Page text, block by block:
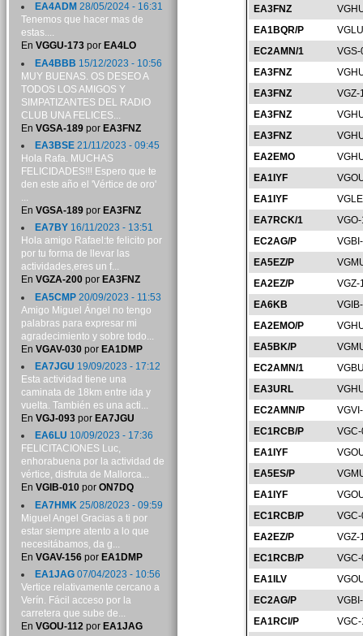
EA3FNZ
EA1BQR/P
EC2AMN/1
EA3FNZ
EA3FNZ
VGZ-
EA3FNZ
EA3FNZ
EA2EMO
EA1IYF
EA1IYF
EA7RCK/1
EC2AG/P
EA5EZ/P
EA2EZ/P
VGZ-
EA6KB
EA2EMO/P
EA5BK/P
EC2AMN/1
EA3URL
EC2AMN/P
EC1RCB/P
EA1IYF
EA5ES/P
EA1IYF
EC1RCB/P
EA2EZ/P
VGZ-
EC1RCB/P
EA1ILV
EC2AG/P
EA1RCI/P
EA4ADM 28/05/2024 - 16:31
Tenemos que hacer mas de
estas....
En VGGU-173por EA4LO
EA4BBB 15/12/2023 - 10:56
MUY BUENAS. OS DESEO A
TODOS LOS AMIGOS Y
SIMPATIZANTES DEL RADIO
CLUB UNA FELICES...
En VGSA-189por EA3FNZ
EA3BSE21/11/2023 - 09:45
Hola Rafa. MUCHAS
FELICIDADES!!! Espero que te
den este año el 'Vértice de oro'
...
En VGSA-189por EA3FNZ
EA7BY16/11/2023 - 13:51
Hola amigo Rafael:te felicito por
por tu forma de llevar las
actividades,eres un f...
En VGZA-200por EA3FNZ
EA5CMP20/09/2023 - 11:53
Amigo Miguel Ángel no tengo
palabras para expresar mi
agradecimiento y sobre todo...
En VGAV-030por EA1DMP
EA7JGU 19/09/2023 - 17:12
Esta actividad tiene una
caminata de 18km entre ida y
vuelta. También es una acti...
En VGJ-093por EA7JGU
EA6LU 10/09/2023 - 17:36
FELICITACIONES Luc,
enhorabuena por la actividad de
vértice, disfruta de Mallorca...
En VGIB-010por ON7DQ
EA7HMK 25/08/2023 - 09:59
Miguel Angel Gracias a ti por
estar siempre atento a lo que
necesitábamos, da g...
En VGAV-156por EA1DMP
EA1JAG07/04/2023 - 10:56
Vertice relativamente cercano a
Verín. Fácil acceso por la
carretera que sube de...
En VGOU-112por EA1JAG